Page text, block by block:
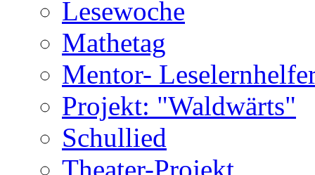
Lesewoche
Mathetag
Mentor-
Projekt: "Waldwärts"
Schullied